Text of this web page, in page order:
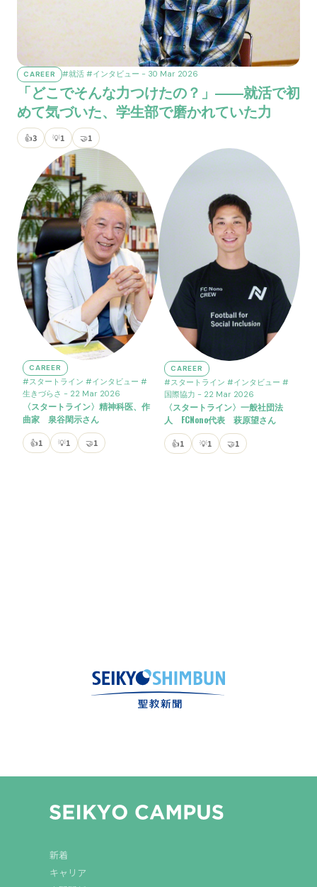
CAREER #就活 #インタビュー - 30 Mar 2026
「どこでそんな力つけたの？」――就活で初
めて気づいた、学生部で磨かれていた力
👍3 💡1 🤝1
CAREER
#スタートライン #インタビュー #
生きづらさ - 22 Mar 2026
〈スタートライン〉精神科医、作
曲家 泉谷閑示さん
👍1 💡1 🤝1
CAREER
#スタートライン #インタビュー #
国際協力 - 22 Mar 2026
〈スタートライン〉一般社団法
人 FCNono代表 萩原望さん
👍1 💡1 🤝1
新着
キャリア